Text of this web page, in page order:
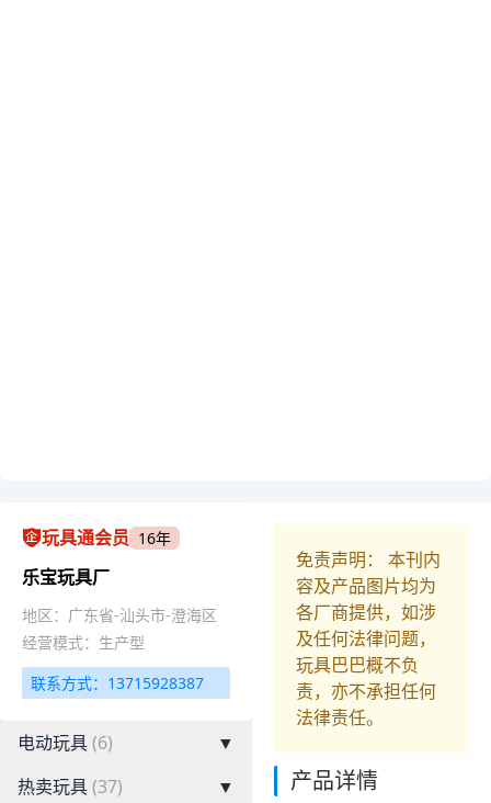
玩具通会员 16年
乐宝玩具厂
地区：广东省-汕头市-澄海区
经营模式：生产型
联系方式：13715928387
电动玩具(6)
▼
热卖玩具(37)
▼
免责声明： 本刊内
容及产品图片均为
各厂商提供，如涉
及任何法律问题，
玩具巴巴概不负
责，亦不承担任何
法律责任。
产品详情